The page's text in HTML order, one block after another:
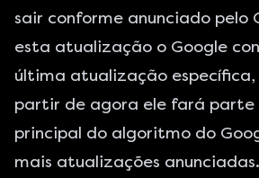
sair conforme anunciado pelo
esta atualização o Google
última atualização específica,
partir de agora ele fará parte
principal do algoritmo do
mais atualizações anunciadas.